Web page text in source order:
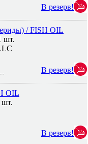
В резерв!
/ FISH OIL
шт.
В резерв!
OIL
шт.
В резерв!